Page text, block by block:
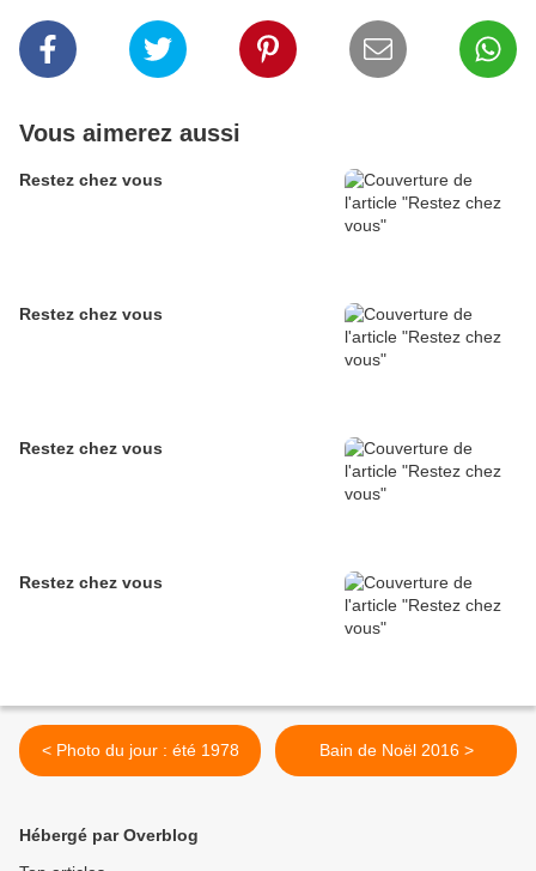
Vous aimerez aussi
Restez chez vous
Restez chez vous
Restez chez vous
Restez chez vous
< Photo du jour : été 1978 Bain de Noël 2016 >
Hébergé par Overblog